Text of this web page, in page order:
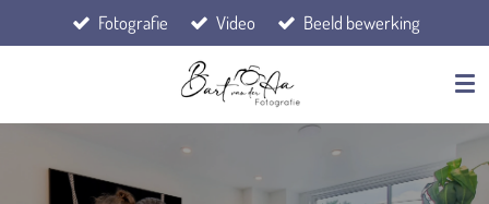
direct
Fotografie Video Beeld bewerking